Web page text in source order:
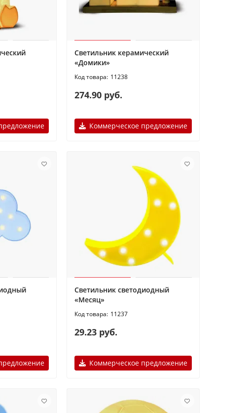
Светильник керамический
«Домики»
11238
274.90 руб.
Коммерческое предложение
Светильник светодиодный
«Месяц»
11237
29.23 руб.
Коммерческое предложение